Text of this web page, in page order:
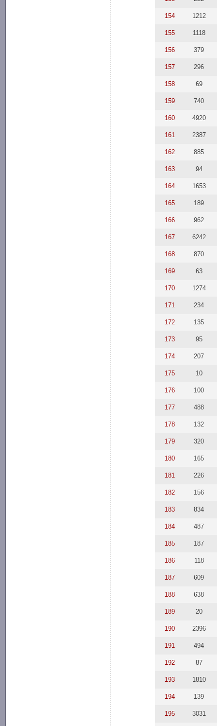
154 1212
155 1118
156 379
157 296
158 69
159 740
160 4920
161 2387
162 885
163 94
164 1653
165 189
166 962
167 6242
168 870
169 63
170 1274
171 234
172 135
173 95
174 207
175 10
176 100
177 488
178 132
179 320
180 165
181 226
182 156
183 834
184 487
185 187
186 118
187 609
188 638
189 20
190 2396
191 494
192 87
193 1810
194 139
195 3031